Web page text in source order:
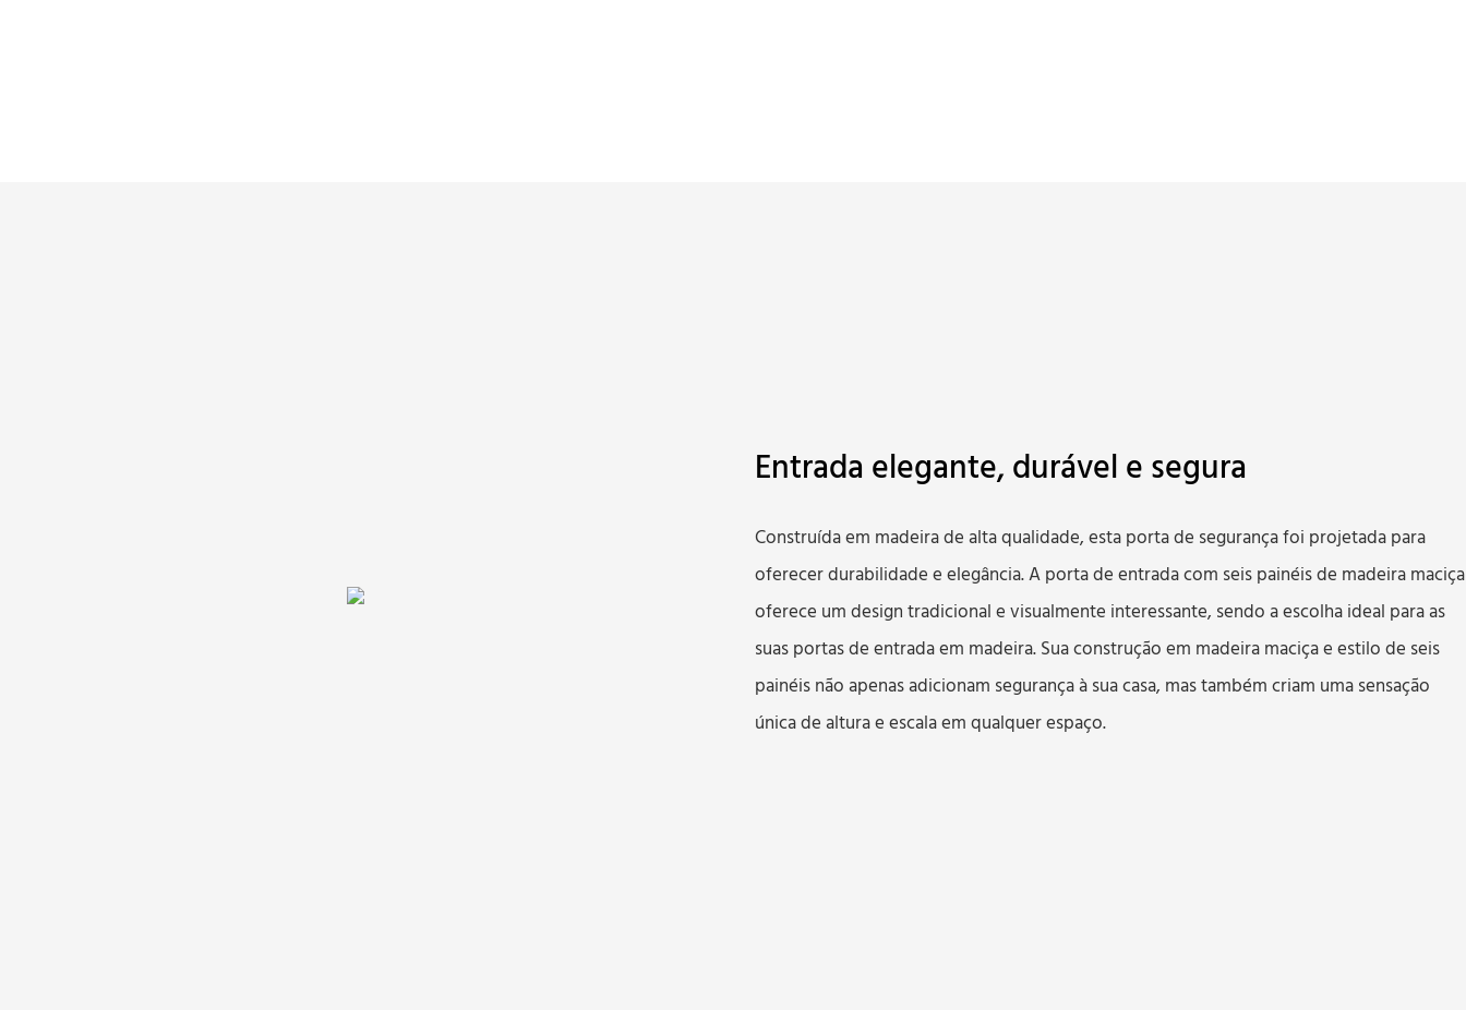
Entrada elegante, durável e segura
Construída em madeira de alta qualidade, esta porta de segurança foi projetada para
oferecer durabilidade e elegância. A porta de entrada com seis painéis de madeira maciça
oferece um design tradicional e visualmente interessante, sendo a escolha ideal para as
suas portas de entrada em madeira. Sua construção em madeira maciça e estilo de seis
painéis não apenas adicionam segurança à sua casa, mas também criam uma sensação
única de altura e escala em qualquer espaço.